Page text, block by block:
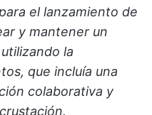
el lanzamiento de
y mantener un
la
que incluía una
colaborativa y